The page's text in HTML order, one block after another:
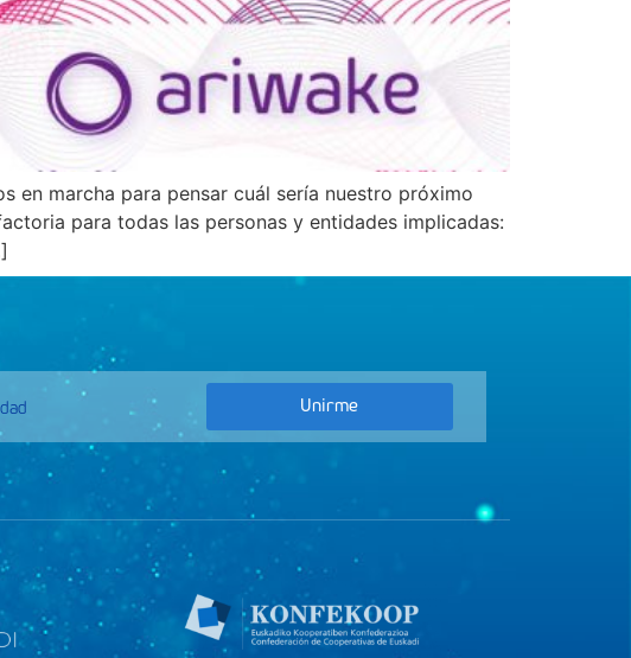
en marcha para pensar cuál sería nuestro próximo
para todas las personas y entidades implicadas:
Unirme